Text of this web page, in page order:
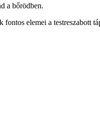
a bőrödben.
elemei a testreszabott